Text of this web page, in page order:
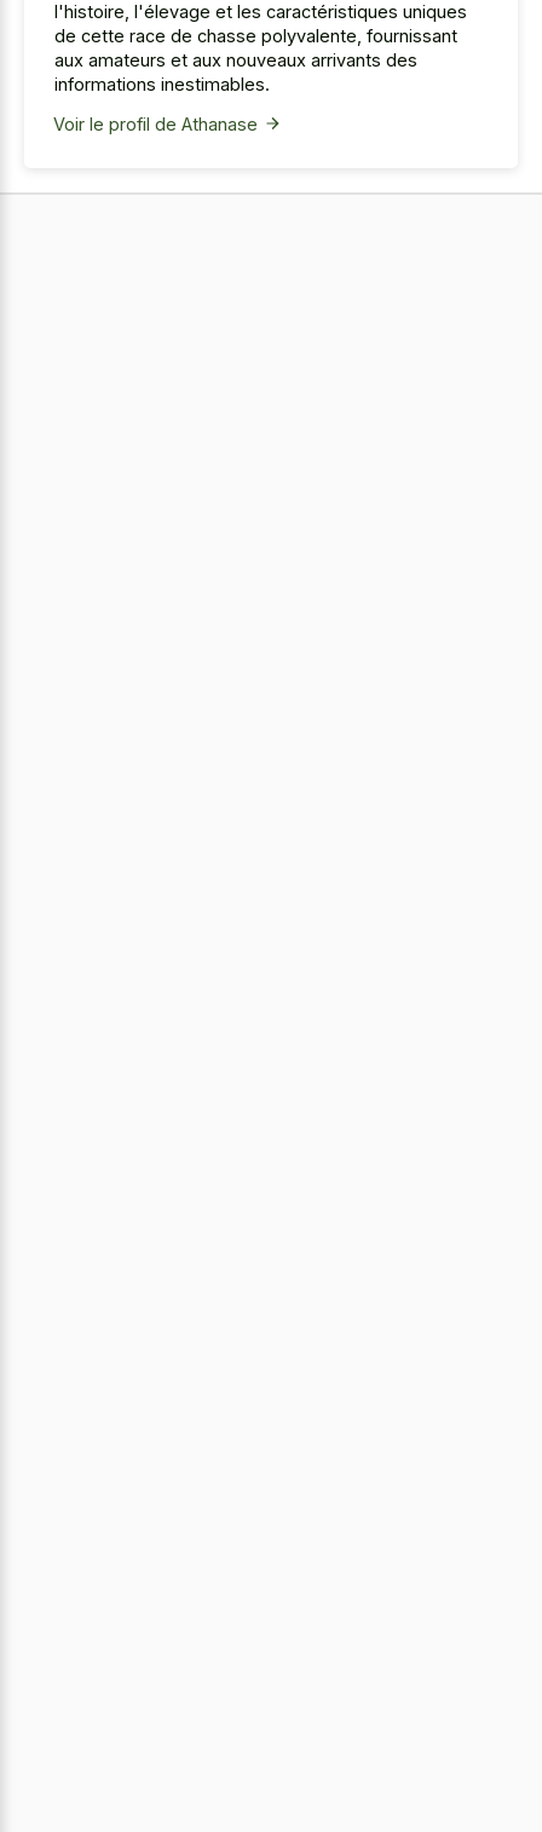
l'histoire, l'élevage et les caractéristiques uniques
de cette race de chasse polyvalente, fournissant
aux amateurs et aux nouveaux arrivants des
informations inestimables.
Voir le profil de Athanase